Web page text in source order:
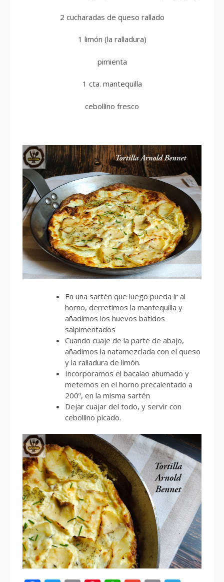
2 cucharadas de queso rallado
1 limón (la ralladura)
pimienta
1 cta. mantequilla
cebollino fresco
En una sartén que luego pueda ir al
horno, derretimos la mantequilla y
añadimos los huevos batidos
salpimentados
Cuando cuaje de la parte de abajo,
añadimos la natamezclada con el queso
y la ralladura de limón.
Incorporamos el bacalao ahumado y
metemos en el horno precalentado a
200º, en la misma sartén
Dejar cuajar del todo, y servir con
cebollino picado.